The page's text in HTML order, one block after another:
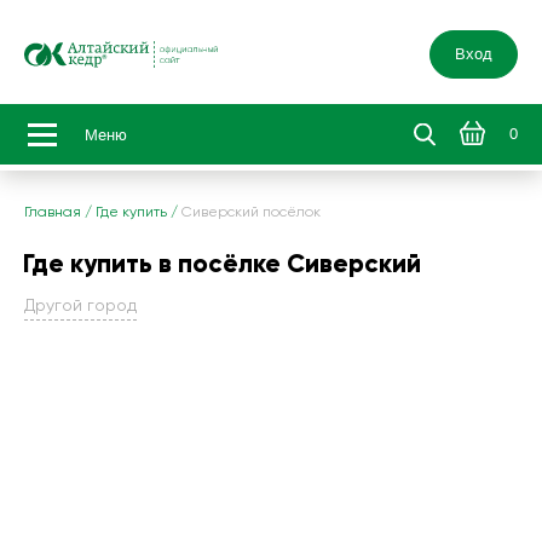
Вход
Меню 0
Главная / Где купить / Сиверский посёлок
Где купить в посёлке Сиверский
Другой город